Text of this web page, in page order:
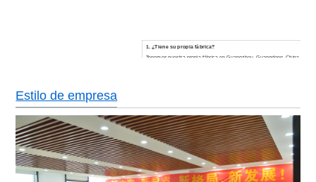
1. ¿Tiene su propia fábrica?
Tenemos nuestra propia fábrica en Guangzhou, Guangdong, China,
3. ¿Cómo garantizar que el producto sea preciso?
Después de confirmar el pedido, le enviaremos el borrador del diseño
producción se confirmará nuevamente y luego se llevará a cabo la
4. ¿Cómo obtener muestras? ¿Se carga la muestra? ¿Cuánto
1) Enviar consultas para contactar al administrador de cuentas para
2) las muestras en stock son gratuitas, las muestras producidas se
Estilo de empresa